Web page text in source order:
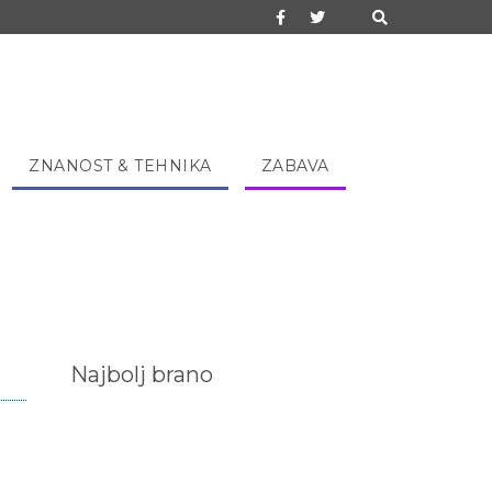
ZNANOST & TEHNIKA ZABAVA
Najbolj brano